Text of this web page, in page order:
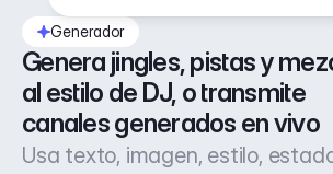
Generador
Genera jingles, pistas y
al estilo de DJ, o transmite
canales generados en vivo
Usa texto, imagen, estilo,